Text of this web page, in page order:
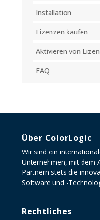
Installation
Lizenzen kaufen
Aktivieren von
FAQ
Über ColorLogic
Wir sind ein
Unternehmen, mit dem
Partnern stets die
Software und -
Rechtliches